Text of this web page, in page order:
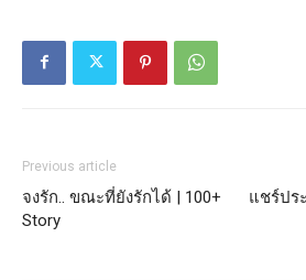
Previous article
จงรัก.. ขณะที่ยังรักได้ | 100+
Story
แชร์ปร